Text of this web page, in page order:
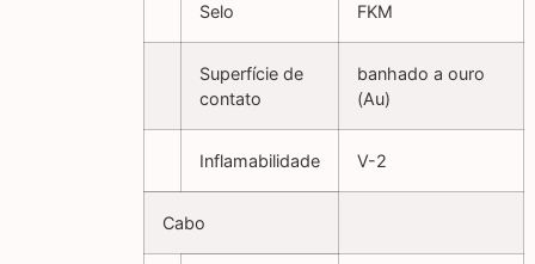
Selo FKM
Superfície de
contato
banhado a ouro
(Au)
Inflamabilidade V-2
Cabo